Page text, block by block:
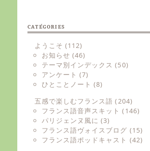
CATÉGORIES
ようこそ (112)
お知らせ (46)
テーマ別インデックス (50)
アンケート (7)
ひとことノート (8)
五感で楽しむフランス語 (204)
フランス語音声スキット (146)
パリジェンヌ風に (3)
フランス語ヴォイスブログ (15)
フランス語ポッドキャスト (42)